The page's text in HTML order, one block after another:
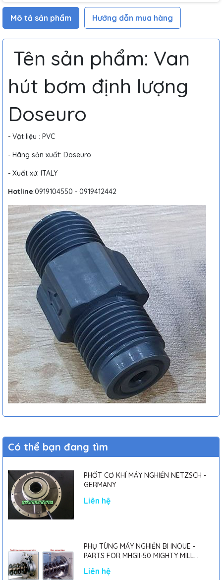
Mô tả sản phẩm Hướng dẫn mua hàng
Tên sản phẩm: Van
hút bơm định lượng
Doseuro
- Vật liệu : PVC
- Hãng sản xuất: Doseuro
- Xuất xứ: ITALY
Hotline:0919104550 - 0919412442
Có thể bạn đang tìm
PHỐT CƠ KHÍ MÁY NGHIỀN NETZSCH -
GERMANY
Liên hệ
PHỤ TÙNG MÁY NGHIỀN BI INOUE -
PARTS FOR MHGII-50 MIGHTY MILL
Liên hệ